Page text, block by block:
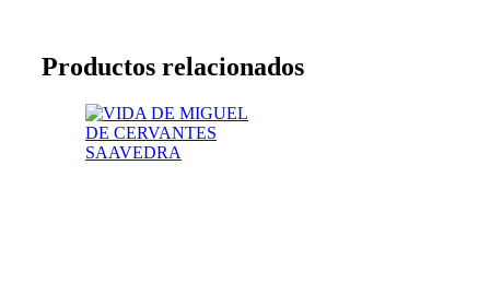
Productos relacionados